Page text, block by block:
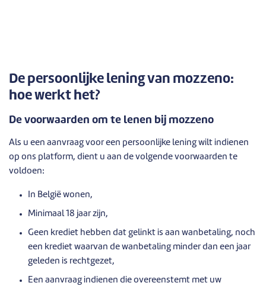
De persoonlijke lening van mozzeno:
hoe werkt het?
De voorwaarden om te lenen bij mozzeno
Als u een aanvraag voor een persoonlijke lening wilt indienen
op ons platform, dient u aan de volgende voorwaarden te
voldoen:
In België wonen,
Minimaal 18 jaar zijn,
Geen krediet hebben dat gelinkt is aan wanbetaling, noch
een krediet waarvan de wanbetaling minder dan een jaar
geleden is rechtgezet,
Een aanvraag indienen die overeenstemt met uw